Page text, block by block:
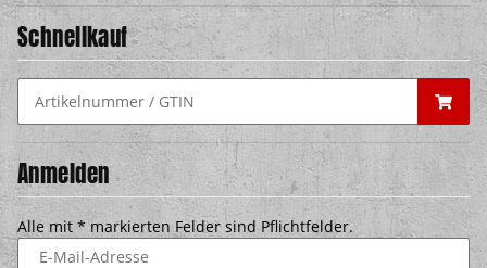
Schnellkauf
Anmelden
Alle mit * markierten Felder sind Pflichtfelder.
E-Mail-Adresse